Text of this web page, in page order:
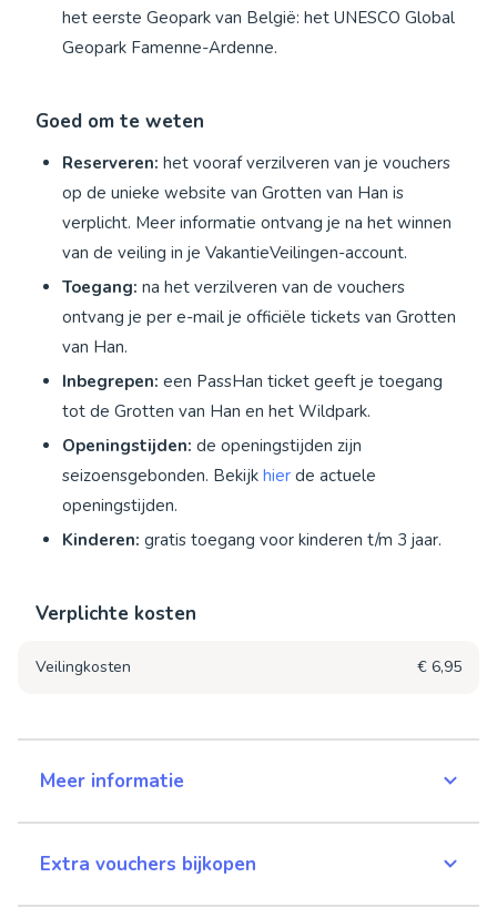
het eerste Geopark van België: het UNESCO Global
Geopark Famenne-Ardenne.
Goed om te weten
Reserveren: het vooraf verzilveren van je vouchers
op de unieke website van Grotten van Han is
verplicht. Meer informatie ontvang je na het winnen
van de veiling in je VakantieVeilingen-account.
Toegang: na het verzilveren van de vouchers
ontvang je per e-mail je officiële tickets van Grotten
van Han.
Inbegrepen: een PassHan ticket geeft je toegang
tot de Grotten van Han en het Wildpark.
Openingstijden: de openingstijden zijn
seizoensgebonden. Bekijk hier de actuele
openingstijden.
Kinderen: gratis toegang voor kinderen t/m 3 jaar.
Verplichte kosten
Veilingkosten € 6,95
Meer informatie
Extra vouchers bijkopen